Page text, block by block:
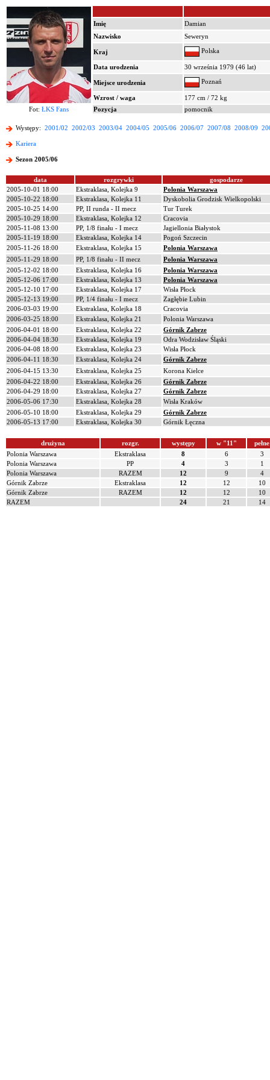
Imię
Damian
Nazwisko
Seweryn
Kraj Polska
Data urodzenia 30 września 1979 (46 lat)
Miejsce urodzenia Poznań
Wzrost / waga
177 cm / 72 kg
Fot: ŁKS Fans Pozycja pomocnik
Występy: 2001/02 2002/03 2003/04 2004/05 2005/06 2006/07 2007/08 2008/09
Kariera
Sezon 2005/06
data rozgrywki
gospodarze
2005-10-01 18:00
Ekstraklasa, Kolejka 9
Polonia Warszawa
2005-10-22 18:00
Ekstraklasa, Kolejka 11
Dyskobolia Grodzisk Wielkopolski
2005-10-25 14:00
PP, II runda - II mecz
Tur Turek
2005-10-29 18:00
Ekstraklasa, Kolejka 12
Cracovia
2005-11-08 13:00
PP, 1/8 finału - I mecz
Jagiellonia Białystok
2005-11-19 18:00
Ekstraklasa, Kolejka 14
Pogoń Szczecin
2005-11-26 18:00
Ekstraklasa, Kolejka 15
Polonia Warszawa
2005-11-29 18:00
PP, 1/8 finału - II mecz
Polonia Warszawa
2005-12-02 18:00
Ekstraklasa, Kolejka 16
Polonia Warszawa
2005-12-06 17:00
Ekstraklasa, Kolejka 13
Polonia Warszawa
2005-12-10 17:00
Ekstraklasa, Kolejka 17
Wisła Płock
2005-12-13 19:00
PP, 1/4 finału - I mecz
Zagłębie Lubin
2006-03-03 19:00
Ekstraklasa, Kolejka 18
Cracovia
2006-03-25 18:00
Ekstraklasa, Kolejka 21
Polonia Warszawa
2006-04-01 18:00
Ekstraklasa, Kolejka 22
Górnik Zabrze
2006-04-04 18:30
Ekstraklasa, Kolejka 19
Odra Wodzisław Śląski
2006-04-08 18:00
Ekstraklasa, Kolejka 23
Wisła Płock
2006-04-11 18:30
Ekstraklasa, Kolejka 24
Górnik Zabrze
2006-04-15 13:30
Ekstraklasa, Kolejka 25
Korona Kielce
2006-04-22 18:00
Ekstraklasa, Kolejka 26
Górnik Zabrze
2006-04-29 18:00
Ekstraklasa, Kolejka 27
Górnik Zabrze
2006-05-06 17:30
Ekstraklasa, Kolejka 28
Wisła Kraków
2006-05-10 18:00
Ekstraklasa, Kolejka 29
Górnik Zabrze
2006-05-13 17:00
Ekstraklasa, Kolejka 30 Górnik Łęczna
drużyna rozgr. występy w "11"
pełne
Polonia Warszawa
Ekstraklasa 8 6
3
Polonia Warszawa
PP 4 3
1
Polonia Warszawa
RAZEM 12 9
4
Górnik Zabrze
Ekstraklasa 12 12
10
Górnik Zabrze
RAZEM 12 12
10
RAZEM
24 21 14